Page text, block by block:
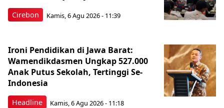
Cirebon Kamis, 6 Agu 2026 - 11:39
Headline
Ironi Pendidikan di Jawa Barat:
Wamendikdasmen Ungkap 527.000
Anak Putus Sekolah, Tertinggi Se-
Indonesia
Kamis, 6 Agu 2026 - 11:18